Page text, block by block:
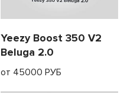
Yeezy Boost 350 V2
Beluga 2.0
от 45000 РУБ